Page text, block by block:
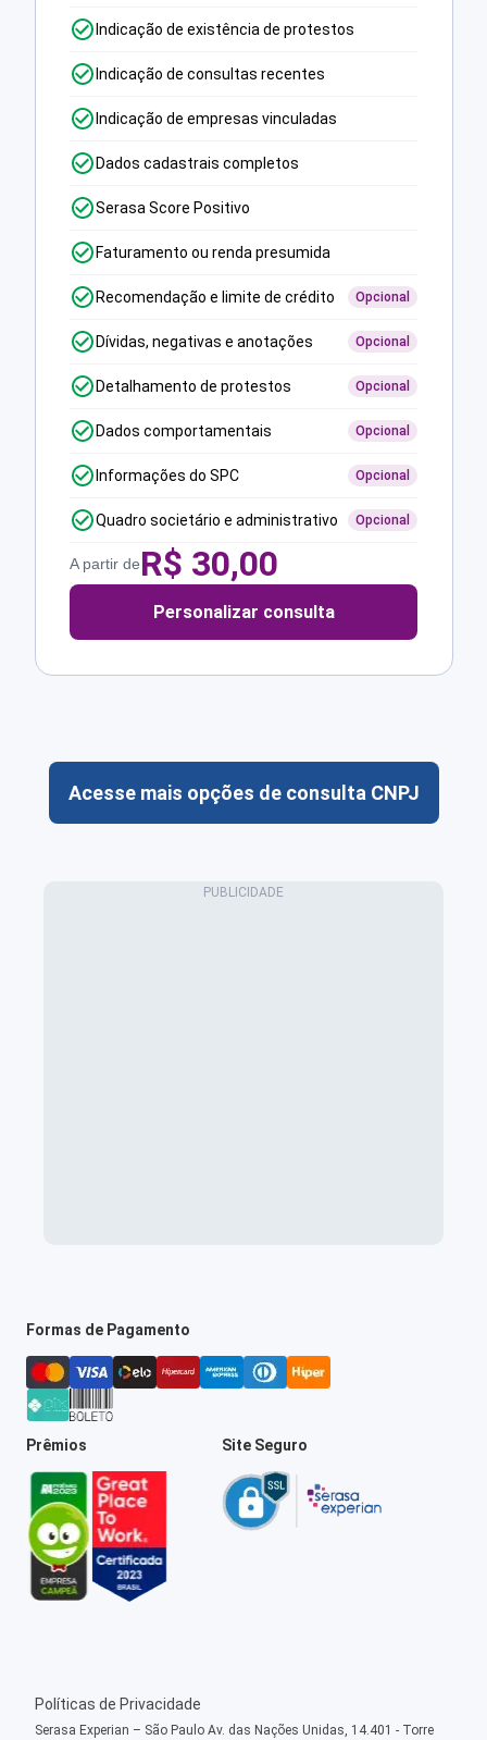
Indicação de existência de protestos
Indicação de consultas recentes
Indicação de empresas vinculadas
Dados cadastrais completos
Serasa Score Positivo
Faturamento ou renda presumida
Recomendação e limite de crédito Opcional
Dívidas, negativas e anotações Opcional
Detalhamento de protestos Opcional
Dados comportamentais Opcional
Informações do SPC Opcional
Quadro societário e administrativo Opcional
A partir deR$ 30,00
Personalizar consulta
Acesse mais opções de consulta CNPJ
Formas de Pagamento
Prêmios Site Seguro
Políticas de Privacidade
Serasa Experian – São Paulo Av. das Nações Unidas, 14.401 - Torre